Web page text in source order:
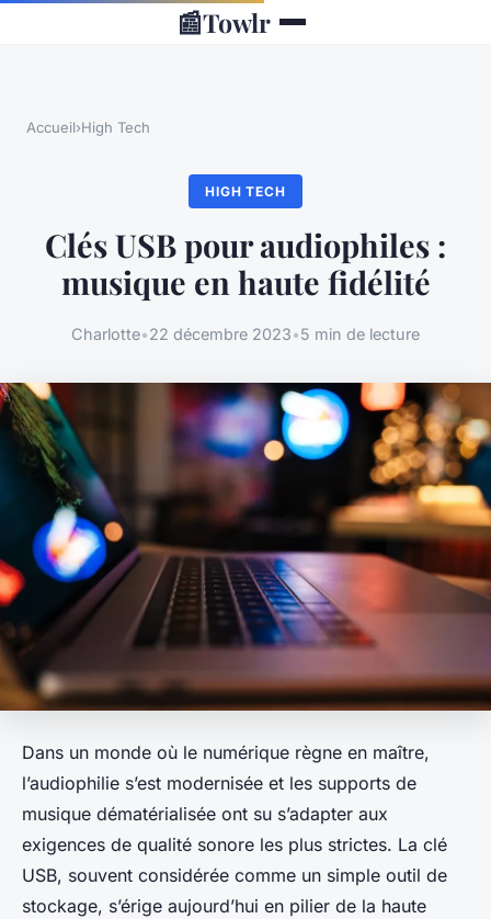
📰Towlr
Accueil›High Tech
HIGH TECH
Clés USB pour audiophiles :
musique en haute fidélité
Charlotte•22 décembre 2023•5 min de lecture
Dans un monde où le numérique règne en maître,
l’audiophilie s’est modernisée et les supports de
musique dématérialisée ont su s’adapter aux
exigences de qualité sonore les plus strictes. La clé
USB, souvent considérée comme un simple outil de
stockage, s’érige aujourd’hui en pilier de la haute